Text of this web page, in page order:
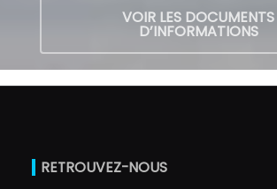
VOIR LES DOCUMENTS
D’INFORMATIONS
RETROUVEZ-NOUS